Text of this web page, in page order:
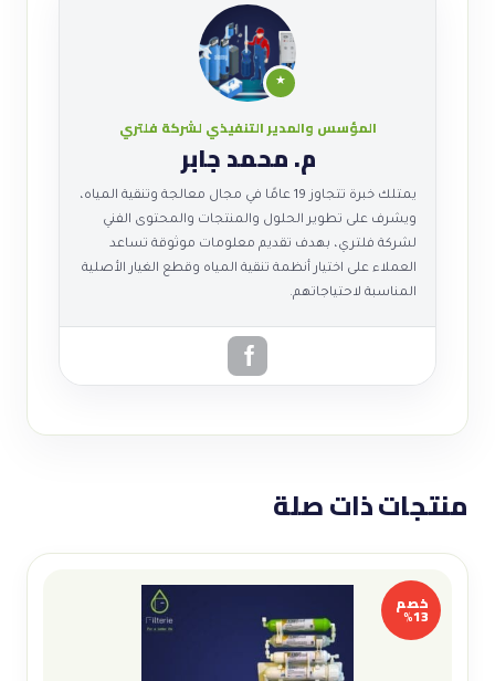
★
المؤسس والمدير التنفيذي لشركة فلتري
م. محمد جابر
يمتلك خبرة تتجاوز 19 عامًا في مجال معالجة وتنقية المياه،
ويشرف على تطوير الحلول والمنتجات والمحتوى الفني
لشركة فلتري، بهدف تقديم معلومات موثوقة تساعد
العملاء على اختيار أنظمة تنقية المياه وقطع الغيار الأصلية
المناسبة لاحتياجاتهم.
منتجات ذات صلة
خصم
13%